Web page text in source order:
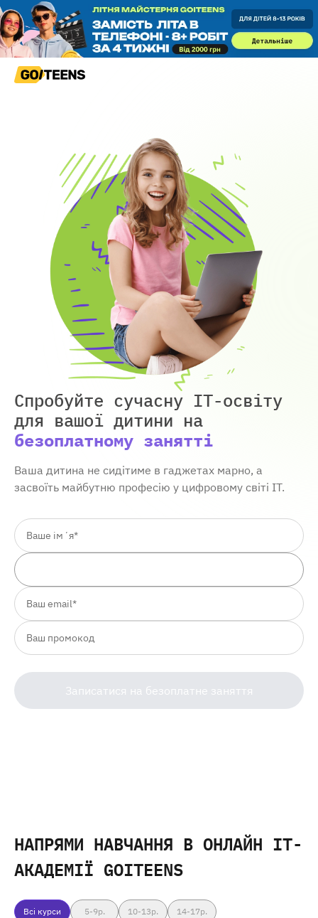
Спробуйте сучасну IT-освіту
для вашої дитини на
безоплатному занятті
Ваша дитина не сидітиме в гаджетах марно, а
засвоїть майбутню професію у цифровому світі ІТ.
Записатися на безоплатне заняття
НАПРЯМИ НАВЧАННЯ В ОНЛАЙН IT-
АКАДЕМІЇ GOITEENS
Всі курси 5-9р. 10-13р. 14-17р.